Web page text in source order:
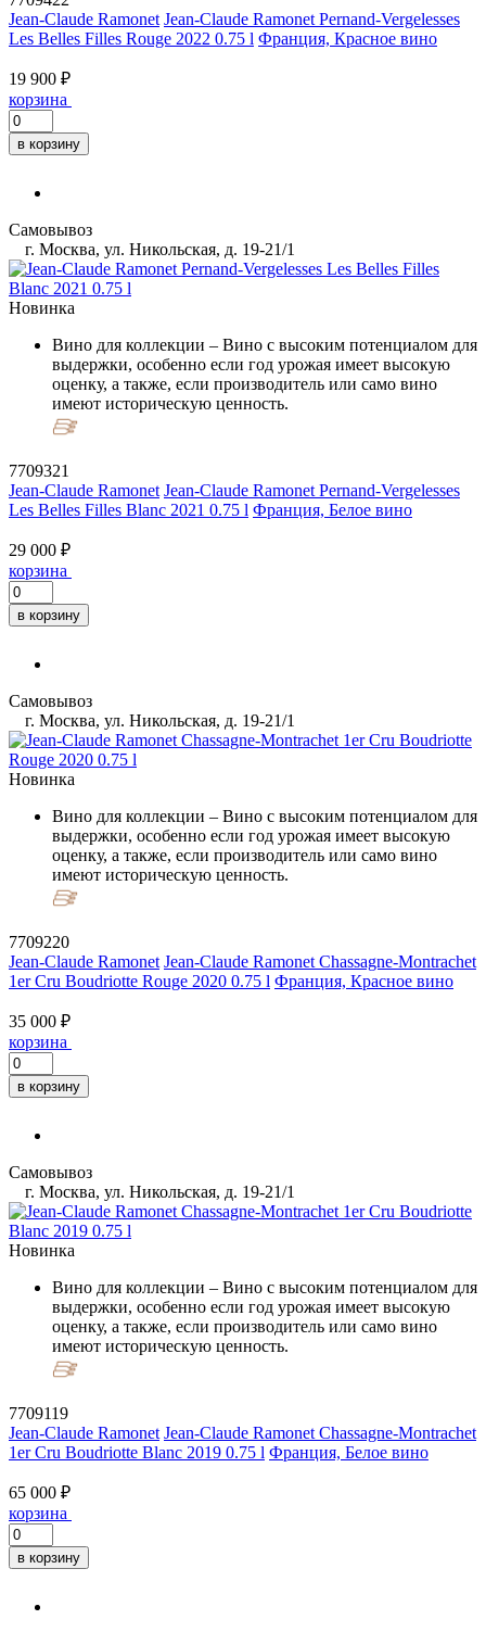
Jean-Claude Ramonet Jean-Claude Ramonet Pernand-Vergelesses
Les Belles Filles Rouge 2022 0.75 l Франция, Красное вино
19 900 ₽
корзина
в корзину
Самовывоз
г. Москва, ул. Никольская, д. 19-21/1
Новинка
Вино для коллекции – Вино с высоким потенциалом для
выдержки, особенно если год урожая имеет высокую
оценку, а также, если производитель или само вино
имеют историческую ценность.
7709321
Jean-Claude Ramonet Jean-Claude Ramonet Pernand-Vergelesses
Les Belles Filles Blanc 2021 0.75 l Франция, Белое вино
29 000 ₽
корзина
в корзину
Самовывоз
г. Москва, ул. Никольская, д. 19-21/1
Новинка
Вино для коллекции – Вино с высоким потенциалом для
выдержки, особенно если год урожая имеет высокую
оценку, а также, если производитель или само вино
имеют историческую ценность.
7709220
Jean-Claude Ramonet Jean-Claude Ramonet Chassagne-Montrachet
1er Cru Boudriotte Rouge 2020 0.75 l Франция, Красное вино
35 000 ₽
корзина
в корзину
Самовывоз
г. Москва, ул. Никольская, д. 19-21/1
Новинка
Вино для коллекции – Вино с высоким потенциалом для
выдержки, особенно если год урожая имеет высокую
оценку, а также, если производитель или само вино
имеют историческую ценность.
7709119
Jean-Claude Ramonet Jean-Claude Ramonet Chassagne-Montrachet
1er Cru Boudriotte Blanc 2019 0.75 l Франция, Белое вино
65 000 ₽
корзина
в корзину